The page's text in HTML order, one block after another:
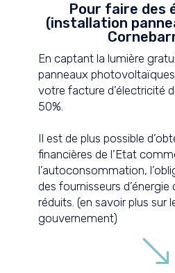
Pour faire des
(installation
En captant la lumière
panneaux
votre facture d’électricité
50%.
Il est de plus possible
financières de l’Etat
l’autoconsommation,
des fournisseurs d’énergie
réduits. (en savoir plus sur
gouvernement)
'